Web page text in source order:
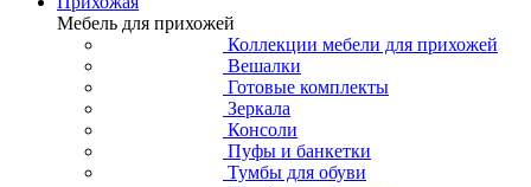
Мебель для прихожей
Коллекции мебели для прихожей
Вешалки
Готовые комплекты
Зеркала
Консоли
Пуфы и банкетки
Тумбы для обуви